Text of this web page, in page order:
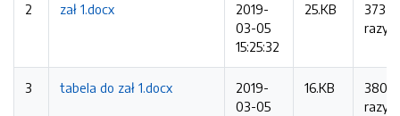
2 zał 1.docx
2019-
03-05
15:25:32
25.KB
373
razy
3 tabela do zał 1.docx
2019-
03-05
16.KB
380
razy